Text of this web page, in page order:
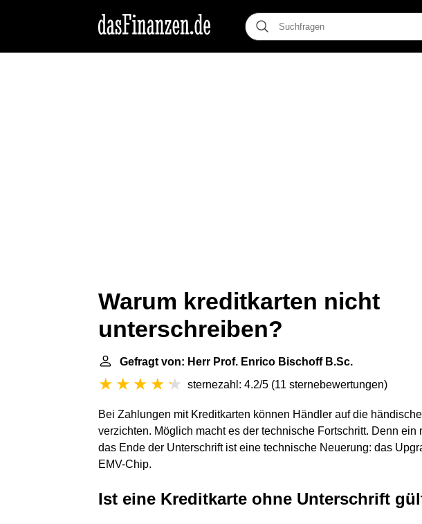
Warum kreditkarten nicht
unterschreiben?
Gefragt von: Herr Prof. Enrico Bischoff B.Sc.
sternezahl: 4.2/5 (11 sternebewertungen)
Bei Zahlungen mit Kreditkarten können Händler auf die
verzichten. Möglich macht es der technische Fortschritt. Denn ein
das Ende der Unterschrift ist eine technische Neuerung: das
EMV-Chip.
Ist eine Kreditkarte ohne Unterschrift